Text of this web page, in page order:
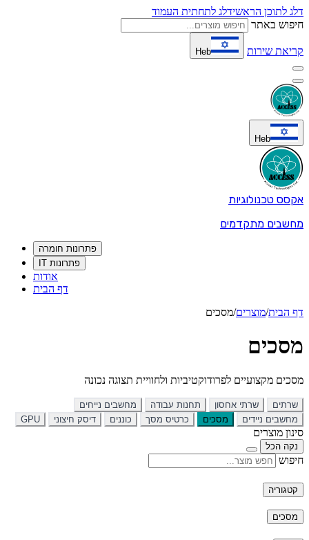
דלג לתוכן הראשידלג לתחתית העמוד
חיפוש באתר
קריאת שירות Heb
Heb
אקסס טכנולוגיות
מחשבים מתקדמים
פתרונות חומרה
פתרונות IT
אודות
דף הבית
דף הבית/מוצרים/מסכים
מסכים
מסכים מקצועיים לפרודוקטיביות ולחוויית תצוגה נכונה
שרתים שרתי אחסון תחנות עבודה
מחשבים נייחים
מחשבים ניידים
מסכים כרטיס מסך כוננים דיסק חיצוני GPU
סינון מוצרים
נקה הכל
חיפוש
קטגוריה
מסכים